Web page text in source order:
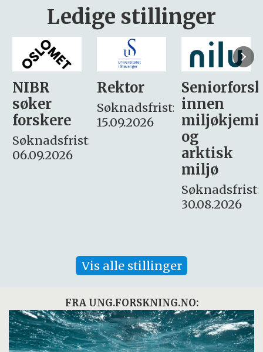
Ledige stillinger
Rektor
Søknadsfrist:
15.09.2026
Seniorforsker
innen
miljøkjemi
søker
– fast
Søknadsfrist:
16. august.
Vis alle stillinger
FRA UNG.FORSKNING.NO: